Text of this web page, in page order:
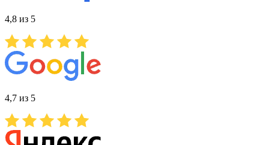
4,8 из 5
4,7 из 5